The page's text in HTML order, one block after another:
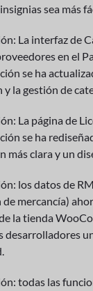
sea más
La interfaz de
en el
se ha
y la gestión de
La página de
se ha
más clara y un
los datos de
mercancía)
la tienda
desarrolladores
todas las